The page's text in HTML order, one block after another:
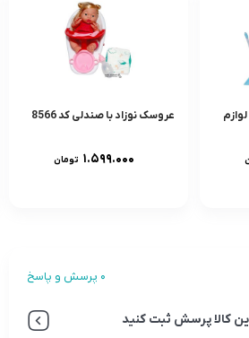
عروسک نوزاد با صندلی کد 8566
۱.۵۹۹.۰۰۰ تومان
0 پرسش و پاسخ
کالا پرسش ثبت کنید